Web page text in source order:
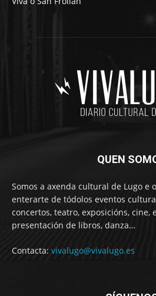
QUEN
Somos a axenda cultural de Lugo e
enterarte de tódolos eventos
concertos, teatro, exposicións, cine,
presentación de libros, danza…
Contacta: vivalugo@vivalugo.es